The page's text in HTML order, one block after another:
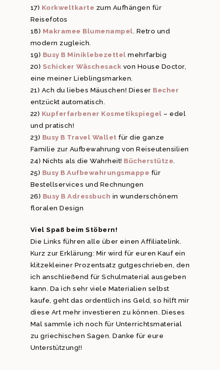
17) Korkweltkarte zum Aufhängen für
Reisefotos
18) Makramee Blumenampel . Retro und
modern zugleich.
19) Busy B Miniklebezettel mehrfarbig
20) Schicker Wäschesack von House Doctor,
eine meiner Lieblingsmarken.
21) Ach du liebes Mäuschen! Dieser Becher
entzückt automatisch.
22) Kupferfarbener Kosmetikspiegel – edel
und pratisch!
23) Busy B Travel Wallet für die ganze
Familie zur Aufbewahrung von Reiseutensilien
24) Nichts als die Wahrheit! Bücherstütze
25) Busy B Aufbewahrungsmappe für
Bestellservices und Rechnungen
26) Busy B Adressbuch in wunderschönem
floralen Design
Viel Spaß beim Stöbern!
Die Links führen alle über einen Affiliatelink.
Kurz zur Erklärung: Mir wird für euren Kauf ein
klitzekleiner Prozentsatz gutgeschrieben, den
ich anschließend für Schulmaterial ausgeben
kann. Da ich sehr viele Materialien selbst
kaufe, geht das ordentlich ins Geld, so hilft mir
diese Art mehr investieren zu können. Dieses
Mal sammle ich noch für Unterrichtsmaterial
zu griechischen Sagen. Danke für eure
Unterstützung!!